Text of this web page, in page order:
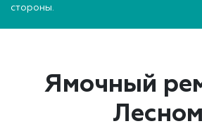
стороны.
Ямочный
Лесном